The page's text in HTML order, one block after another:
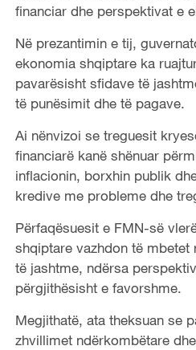
financiar dhe perspektivat e
Në prezantimin e tij,
ekonomia shqiptare ka
pavarësisht sfidave të
të punësimit dhe të pagave.
Ai nënvizoi se treguesit
financiarë kanë shënuar
inflacionin, borxhin publik
kredive me probleme dhe
Përfaqësuesit e FMN-së
shqiptare vazhdon të mbetet
të jashtme, ndërsa
përgjithësisht e favorshme.
Megjithatë, ata theksuan se
zhvillimet ndërkombëtare